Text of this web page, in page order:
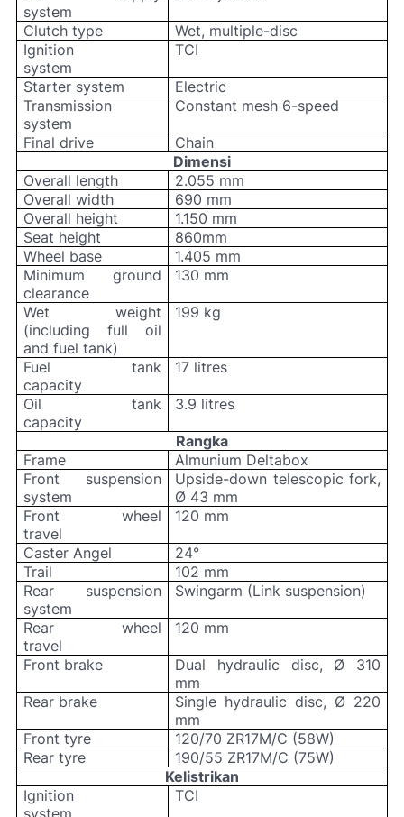
system
Clutch type
Wet, multiple-disc
Ignition
system
TCI
Starter system
Electric
Transmission
system
Constant mesh 6-speed
Final drive
Chain
Dimensi
Overall length
2.055 mm
Overall width
690 mm
Overall height
1.150 mm
Seat height
860mm
Wheel base
1.405 mm
Minimum ground
clearance
130 mm
Wet weight
(including full oil
and fuel tank)
199 kg
Fuel tank
capacity
17 litres
Oil tank
capacity
3.9 litres
Rangka
Frame
Almunium Deltabox
Front suspension
system
Upside-down telescopic fork,
Ø 43 mm
Front wheel
travel
120 mm
Caster Angel
24°
Trail
102 mm
Rear suspension
system
Swingarm (Link suspension)
Rear wheel
travel
120 mm
Front brake
Dual hydraulic disc, Ø 310
mm
Rear brake
Single hydraulic disc, Ø 220
mm
Front tyre
120/70 ZR17M/C (58W)
Rear tyre
190/55 ZR17M/C (75W)
Kelistrikan
Ignition
system
TCI